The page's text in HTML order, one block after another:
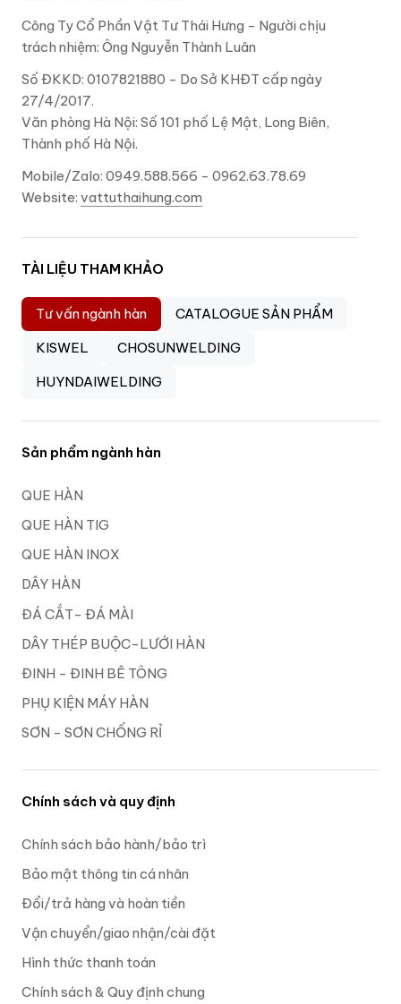
Công Ty Cổ Phần Vật Tư Thái Hưng - Người chịu
trách nhiệm: Ông Nguyễn Thành Luân
Số ĐKKD: 0107821880 - Do Sở KHĐT cấp ngày
27/4/2017.
Văn phòng Hà Nội: Số 101 phố Lệ Mật, Long Biên,
Thành phố Hà Nội.
Mobile/Zalo: 0949.588.566 - 0962.63.78.69
Website: vattuthaihung.com
TÀI LIỆU THAM KHẢO
Tư vấn ngành hàn
CATALOGUE SẢN PHẨM
KISWEL
CHOSUNWELDING
HUYNDAIWELDING
Sản phẩm ngành hàn
QUE HÀN
QUE HÀN TIG
QUE HÀN INOX
DÂY HÀN
ĐÁ CẮT- ĐÁ MÀI
DÂY THÉP BUỘC-LƯỚI HÀN
ĐINH - ĐINH BÊ TÔNG
PHỤ KIỆN MÁY HÀN
SƠN - SƠN CHỐNG RỈ
Chính sách và quy định
Chính sách bảo hành/bảo trì
Bảo mật thông tin cá nhân
Đổi/trả hàng và hoàn tiền
Vận chuyển/giao nhận/cài đặt
Hình thức thanh toán
Chính sách & Quy định chung